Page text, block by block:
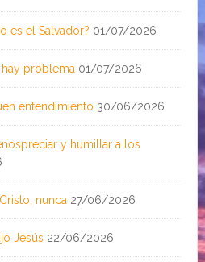
es el Salvador? 01/07/2026
problema 01/07/2026
entendimiento 30/06/2026
y humillar a los
nunca 27/06/2026
Jesús 22/06/2026